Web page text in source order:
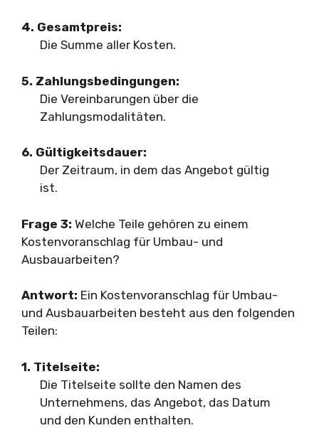
4. Gesamtpreis:
Die Summe aller Kosten.
5. Zahlungsbedingungen:
Die Vereinbarungen über die
Zahlungsmodalitäten.
6. Gültigkeitsdauer:
Der Zeitraum, in dem das Angebot gültig
ist.
Frage 3: Welche Teile gehören zu einem
Kostenvoranschlag für Umbau- und
Ausbauarbeiten?
Antwort: Ein Kostenvoranschlag für Umbau-
und Ausbauarbeiten besteht aus den folgenden
Teilen:
1. Titelseite:
Die Titelseite sollte den Namen des
Unternehmens, das Angebot, das Datum
und den Kunden enthalten.